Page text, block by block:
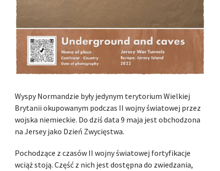
Wyspy Normandzie były jedynym terytorium Wielkiej
Brytanii okupowanym podczas II wojny światowej przez
wojska niemieckie. Do dziś data 9 maja jest obchodzona
na Jersey jako Dzień Zwycięstwa.
Pochodzące z czasów II wojny światowej fortyfikacje
wciąż stoją. Część z nich jest dostępna do zwiedzania,